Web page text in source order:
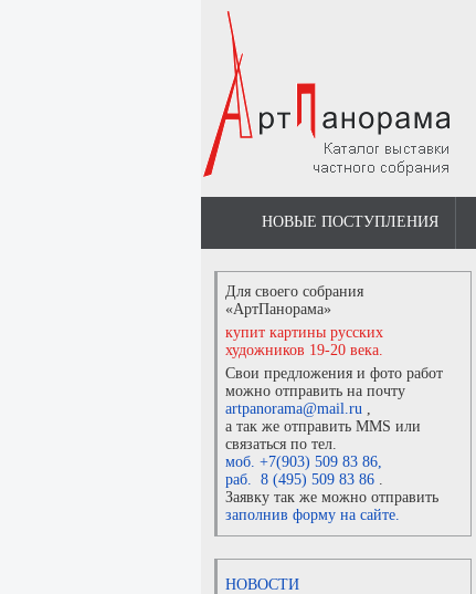
НОВЫЕ ПОСТУПЛЕНИЯ
Для своего собрания
«АртПанорама»
купит картины русских
художников 19-20 века.
Свои предложения и фото работ
можно отправить на почту
artpanorama@mail.ru ,
а так же отправить MMS или
связаться по тел.
моб. +7(903) 509 83 86,
раб. 8 (495) 509 83 86 .
Заявку так же можно отправить
заполнив форму на сайте.
НОВОСТИ